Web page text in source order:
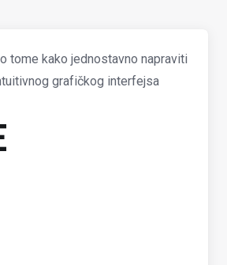
tome kako jednostavno napraviti
grafičkog interfejsa